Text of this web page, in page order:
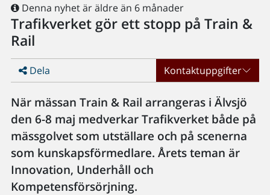
Denna nyhet är äldre än 6 månader
Trafikverket gör ett stopp på Train &
Rail
Dela Kontaktuppgifter
När mässan Train & Rail arrangeras i Älvsjö
den 6-8 maj medverkar Trafikverket både på
mässgolvet som utställare och på scenerna
som kunskapsförmedlare. Årets teman är
Innovation, Underhåll och
Kompetensförsörjning.